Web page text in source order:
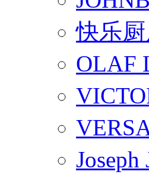
快乐
OLAF